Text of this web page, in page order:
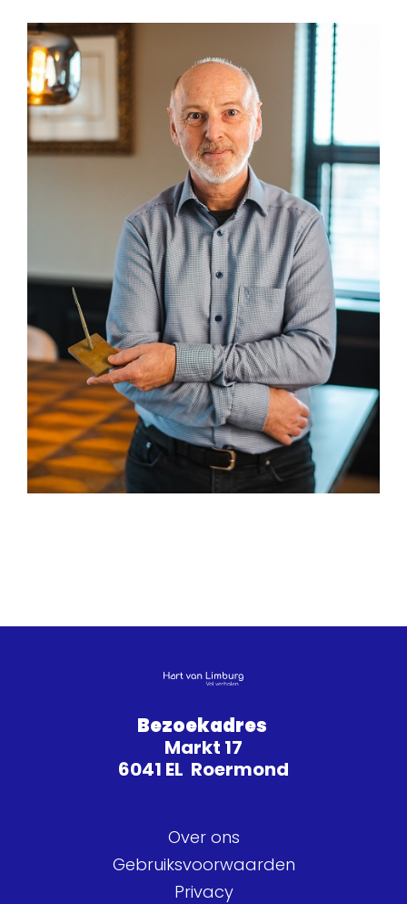
Bezoekadres
Markt 17
6041 EL Roermond
Over ons
Gebruiksvoorwaarden
Privacy